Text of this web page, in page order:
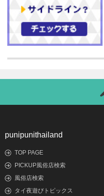
punipunithailand
TOP PAGE
PICKUP風俗店検索
風俗店検索
タイ夜遊びトピックス